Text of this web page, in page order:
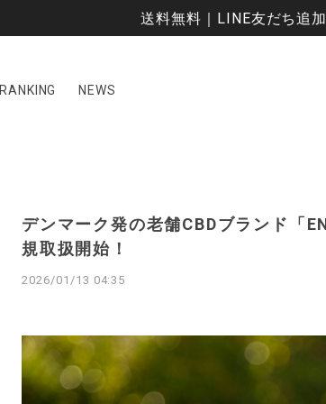
送料無料｜LINE友だち追
RANKING NEWS
デンマーク発の老舗CBDブランド「
規取扱開始！
2026/01/13 04:35